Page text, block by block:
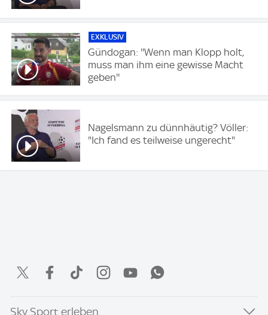
EXKLUSIV
Gündogan: ''Wenn man Klopp holt,
muss man ihm eine gewisse Macht
geben''
Nagelsmann zu dünnhäutig? Völler:
"Ich fand es teilweise ungerecht"
Sky Sport erleben